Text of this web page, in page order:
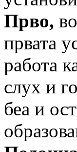
Прво,
првата
работа
слух и
беа и